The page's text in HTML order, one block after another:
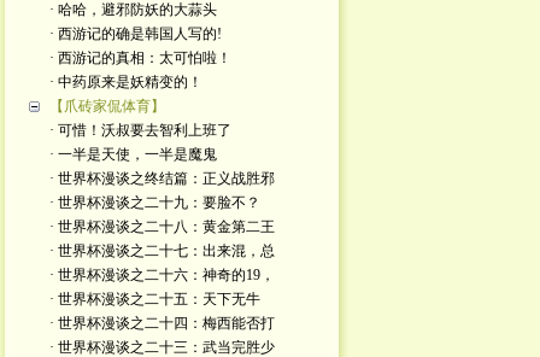
· 哈哈，避邪防妖的大蒜头
· 西游记的确是韩国人写的!
· 西游记的真相：太可怕啦！
· 中药原来是妖精变的！
【爪砖家侃体育】
· 可惜！沃叔要去智利上班了
· 一半是天使，一半是魔鬼
· 世界杯漫谈之终结篇：正义战胜邪
· 世界杯漫谈之二十九：要脸不？
· 世界杯漫谈之二十八：黄金第二王
· 世界杯漫谈之二十七：出来混，总
· 世界杯漫谈之二十六：神奇的19，
· 世界杯漫谈之二十五：天下无牛
· 世界杯漫谈之二十四：梅西能否打
· 世界杯漫谈之二十三：武当完胜少